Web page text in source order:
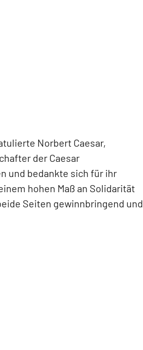
Norbert Caesar,
der Caesar
und bedankte sich für ihr
hohen Maß an Solidarität
Seiten gewinnbringend und